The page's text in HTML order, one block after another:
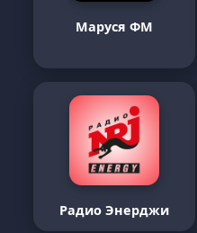
Маруся ФМ
Радио Энерджи